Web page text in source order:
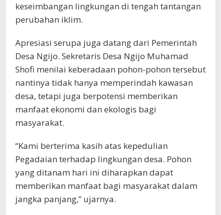
keseimbangan lingkungan di tengah tantangan
perubahan iklim.
Apresiasi serupa juga datang dari Pemerintah
Desa Ngijo. Sekretaris Desa Ngijo Muhamad
Shofi menilai keberadaan pohon-pohon tersebut
nantinya tidak hanya memperindah kawasan
desa, tetapi juga berpotensi memberikan
manfaat ekonomi dan ekologis bagi
masyarakat.
“Kami berterima kasih atas kepedulian
Pegadaian terhadap lingkungan desa. Pohon
yang ditanam hari ini diharapkan dapat
memberikan manfaat bagi masyarakat dalam
jangka panjang,” ujarnya.